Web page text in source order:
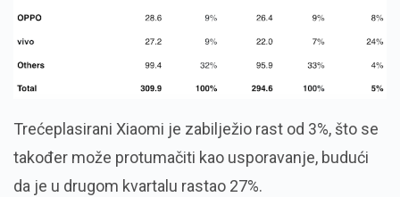
Trećeplasirani Xiaomi je zabilježio rast od 3%, što se
također može protumačiti kao usporavanje, budući
da je u drugom kvartalu rastao 27%.